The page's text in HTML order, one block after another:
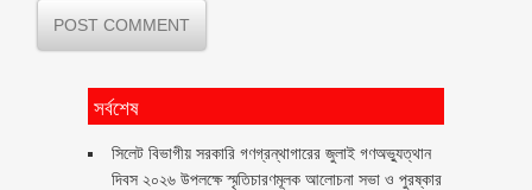
সর্বশেষ
সিলেট বিভাগীয় সরকারি গণগ্রন্থাগারের জুলাই গণঅভ্যুত্থান
দিবস ২০২৬ উপলক্ষে স্মৃতিচারণমূলক আলোচনা সভা ও পুরষ্কার